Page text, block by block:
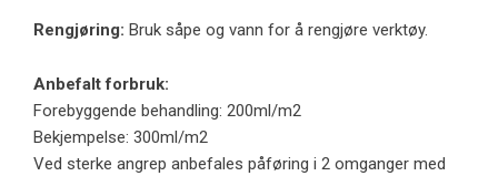
Rengjøring: Bruk såpe og vann for å rengjøre verktøy.
Anbefalt forbruk:
Forebyggende behandling: 200ml/m2
Bekjempelse: 300ml/m2
Ved sterke angrep anbefales påføring i 2 omganger med